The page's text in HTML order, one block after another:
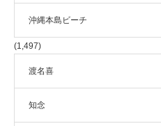
沖縄本島ビーチ
(1,497)
渡名喜
知念